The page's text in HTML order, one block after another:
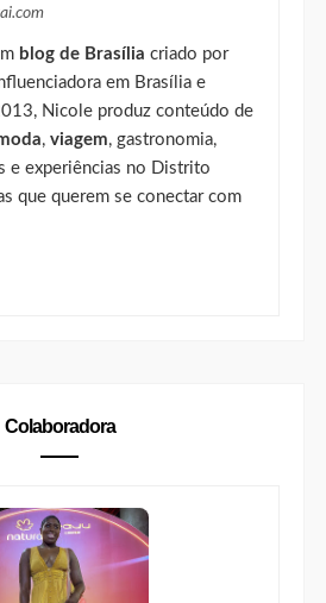
blog de Brasília criado por
em Brasília e
Nicole produz conteúdo de
, viagem, gastronomia,
e experiências no Distrito
que querem se conectar com
Colaboradora